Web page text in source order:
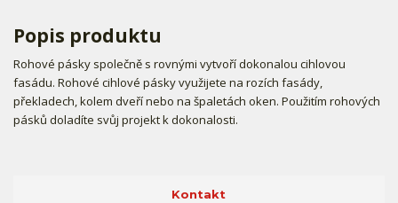
Popis produktu
Rohové pásky společně s rovnými vytvoří dokonalou cihlovou
fasádu. Rohové cihlové pásky využijete na rozích fasády,
překladech, kolem dveří nebo na špaletách oken. Použitím rohových
pásků doladíte svůj projekt k dokonalosti.
Kontakt